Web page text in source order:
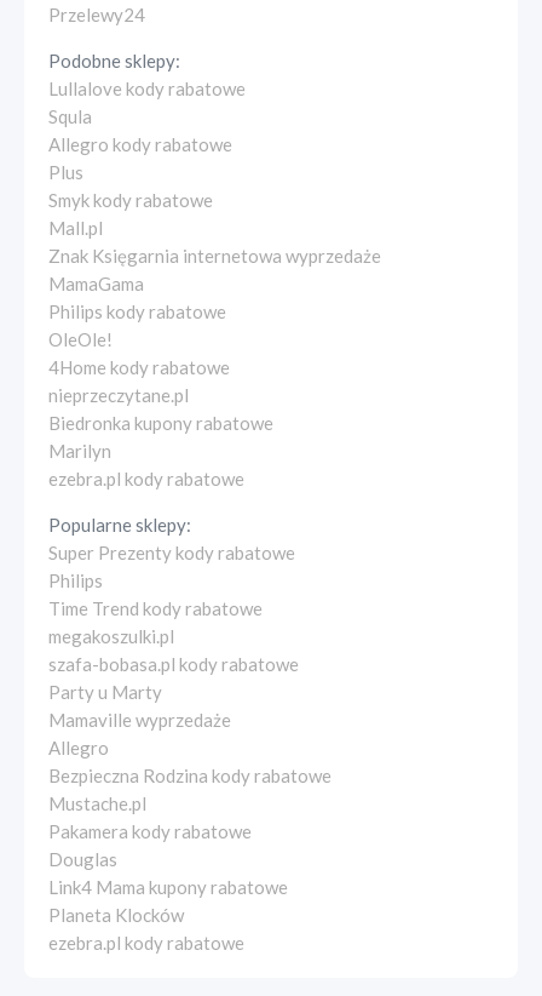
Przelewy24
Podobne sklepy:
Lullalove kody rabatowe
Squla
Allegro kody rabatowe
Plus
Smyk kody rabatowe
Mall.pl
Znak Księgarnia internetowa wyprzedaże
MamaGama
Philips kody rabatowe
OleOle!
4Home kody rabatowe
nieprzeczytane.pl
Biedronka kupony rabatowe
Marilyn
ezebra.pl kody rabatowe
Popularne sklepy:
Super Prezenty kody rabatowe
Philips
Time Trend kody rabatowe
megakoszulki.pl
szafa-bobasa.pl kody rabatowe
Party u Marty
Mamaville wyprzedaże
Allegro
Bezpieczna Rodzina kody rabatowe
Mustache.pl
Pakamera kody rabatowe
Douglas
Link4 Mama kupony rabatowe
Planeta Klocków
ezebra.pl kody rabatowe